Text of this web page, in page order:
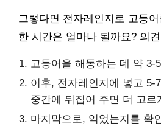
그렇다면 전자레인지로 고등
한 시간은 얼마나 될까요? 의
고등어을 해동하는 데 약 3-
이후, 전자레인지에 넣고 5-
중간에 뒤집어 주면 더 고르
마지막으로, 익었는지를 확